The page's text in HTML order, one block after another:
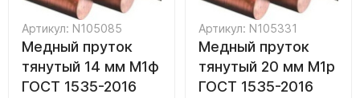
Артикул: N105085
Медный пруток
тянутый 14 мм М1ф
ГОСТ 1535-2016
Артикул: N105331
Медный пруток
тянутый 20 мм М1р
ГОСТ 1535-2016